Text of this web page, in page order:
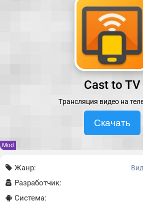
Cast to TV
Tрансляция видео на
Скачать
Mod
Жанр:
Разработчик:
Система: